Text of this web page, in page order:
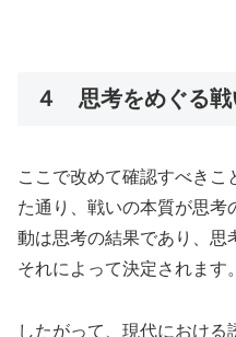
４ 思考をめぐる戦
ここで改めて確認すべきこ
た通り、戦いの本質が思考
動は思考の結果であり、思
それによって決定されます。
したがって、現代におけ